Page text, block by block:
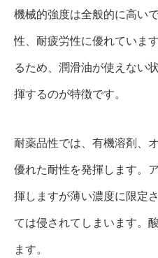
機械的強度は全般的に高い
性、耐疲労性に優れていま
るため、潤滑油が使えない
揮するのが特徴です。
耐薬品性では、有機溶剤、
優れた耐性を発揮します。
揮しますが薄い濃度に限定
ては侵されてしまいます。
ます。